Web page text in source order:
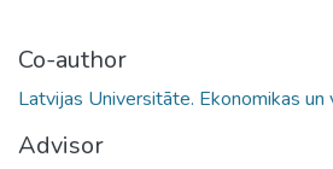
Co-author
Latvijas Universitāte. Ekonomikas
Advisor